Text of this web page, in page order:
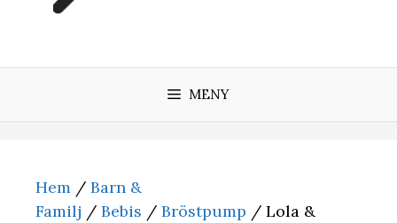
MENY
Hem / Barn &
Familj / Bebis / Bröstpump / Lola &